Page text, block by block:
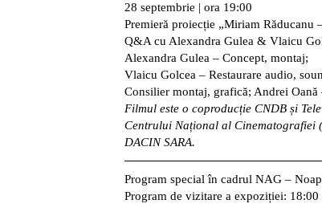
28 septembrie | ora 19:00
Premieră proiecție „Miriam Răducanu
Q&A cu Alexandra Gulea & Vlaicu
Alexandra Gulea – Concept, montaj;
Vlaicu Golcea – Restaurare audio,
Consilier montaj, grafică; Andrei Oană
Filmul este o coproducție CNDB și
Centrului Național al Cinematografiei
DACIN SARA.
Program special în cadrul NAG –
Program de vizitare a expoziției: 18:00